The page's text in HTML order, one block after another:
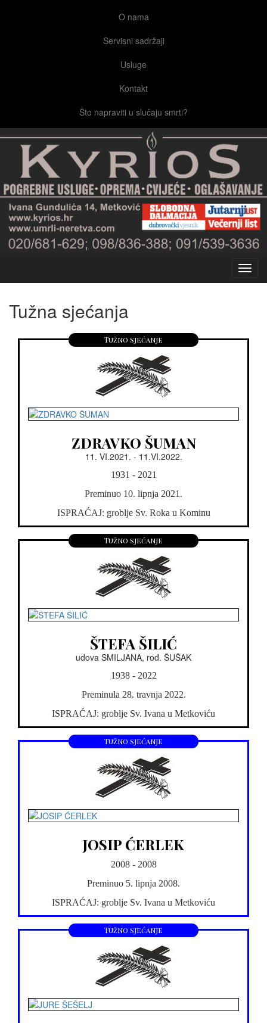
O nama
Servisni sadržaji
Usluge
Kontakt
Što napraviti u slučaju smrti?
Tužna sjećanja
Tužno sjećanje
ZDRAVKO ŠUMAN
11. VI.2021. - 11.VI.2022.
1931 - 2021
Preminuo 10. lipnja 2021.
ISPRAĆAJ: groblje Sv. Roka u Kominu
Tužno sjećanje
ŠTEFA ŠILIĆ
udova SMILJANA, rođ. ŠUŠAK
1938 - 2022
Preminula 28. travnja 2022.
ISPRAĆAJ: groblje Sv. Ivana u Metkoviću
Tužno sjećanje
JOSIP ĆERLEK
2008 - 2008
Preminuo 5. lipnja 2008.
ISPRAĆAJ: groblje Sv. Ivana u Metkoviću
Tužno sjećanje